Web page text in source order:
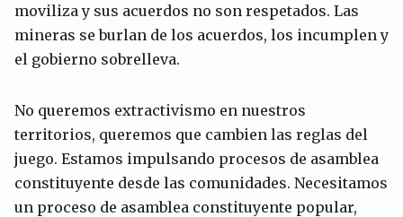
moviliza y sus acuerdos no son respetados. Las
mineras se burlan de los acuerdos, los incumplen y
el gobierno sobrelleva.
No queremos extractivismo en nuestros
territorios, queremos que cambien las reglas del
juego. Estamos impulsando procesos de asamblea
constituyente desde las comunidades. Necesitamos
un proceso de asamblea constituyente popular,